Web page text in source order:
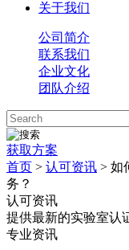
关于我们
公司简介
联系我们
企业文化
团队介绍
获取方案
首页 > 认可资讯 > 如
务？
认可资讯
提供最新的实验室认
专业资讯